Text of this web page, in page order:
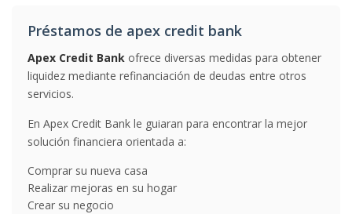
Préstamos de apex credit bank
Apex Credit Bank ofrece diversas medidas para obtener
liquidez mediante refinanciación de deudas entre otros
servicios.
En Apex Credit Bank le guiaran para encontrar la mejor
solución financiera orientada a:
Comprar su nueva casa
Realizar mejoras en su hogar
Crear su negocio